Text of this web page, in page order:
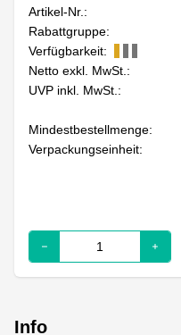
Artikel-Nr.:
Rabattgruppe:
Verfügbarkeit:
Netto exkl. MwSt.:
UVP inkl. MwSt.:
Mindestbestellmenge:
Verpackungseinheit:
Info